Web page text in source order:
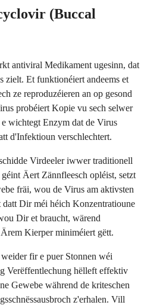
(Buccal
antiviral Medikament ugesinn, dat
zielt. Et funktionéiert andeems et
ze reproduzéieren an op gesond
probéiert Kopie vu sech selwer
wichtegt Enzym dat de Virus
d'Infektioun verschlechtert.
Virdeeler iwwer traditionell
Äert Zännfleesch opléist, setzt
fräi, wou de Virus am aktivsten
datt Dir méi héich Konzentratioune
Dir et braucht, wärend
Kierper miniméiert gëtt.
fir e puer Stonnen wéi
Verëffentlechung hëlleft effektiv
Gewebe während de kriteschen
z'erhalen. Vill